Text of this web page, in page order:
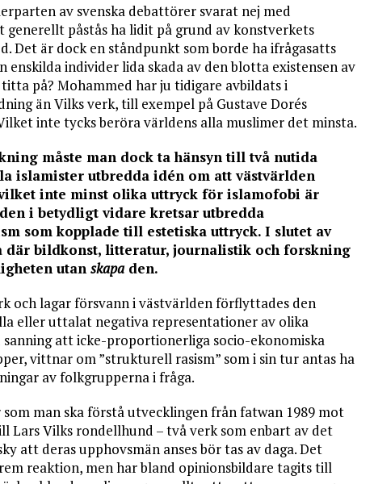
av svenska debattörer svarat nej med
påstås ha lidit på grund av konstverkets
Det är dock en ståndpunkt som borde ha ifrågasatts
individer lida skada av den blotta existensen av
på? Mohammed har ju tidigare avbildats i
än Vilks verk, till exempel på Gustave Dorés
inte tycks beröra världens alla muslimer det minsta.
måste man dock ta hänsyn till två nutida
islamister utbredda idén om att västvärlden
inte minst olika uttryck för islamofobi är
i betydligt vidare kretsar utbredda
som kopplade till estetiska uttryck. I slutet av
där bildkonst, litteratur, journalistik och forskning
utan skapaden.
och lagar försvann i västvärlden förflyttades den
eller uttalat negativa representationer av olika
att icke-proportionerliga socio-ekonomiska
vittnar om ”strukturell rasism” som i sin tur antas ha
av folkgrupperna i fråga.
man ska förstå utvecklingen från fatwan 1989 mot
Lars Vilks rondellhund – två verk som enbart av det
att deras upphovsmän anses bör tas av daga. Det
reaktion, men har bland opinionsbildare tagits till